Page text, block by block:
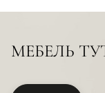
МЕБЕЛЬ